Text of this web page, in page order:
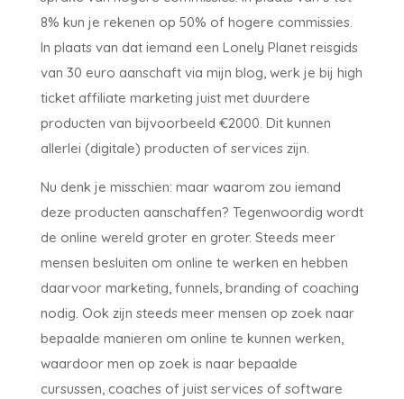
8% kun je rekenen op 50% of hogere commissies.
In plaats van dat iemand een Lonely Planet reisgids
van 30 euro aanschaft via mijn blog, werk je bij high
ticket affiliate marketing juist met duurdere
producten van bijvoorbeeld €2000. Dit kunnen
allerlei (digitale) producten of services zijn.
Nu denk je misschien: maar waarom zou iemand
deze producten aanschaffen? Tegenwoordig wordt
de online wereld groter en groter. Steeds meer
mensen besluiten om online te werken en hebben
daarvoor marketing, funnels, branding of coaching
nodig. Ook zijn steeds meer mensen op zoek naar
bepaalde manieren om online te kunnen werken,
waardoor men op zoek is naar bepaalde
cursussen, coaches of juist services of software